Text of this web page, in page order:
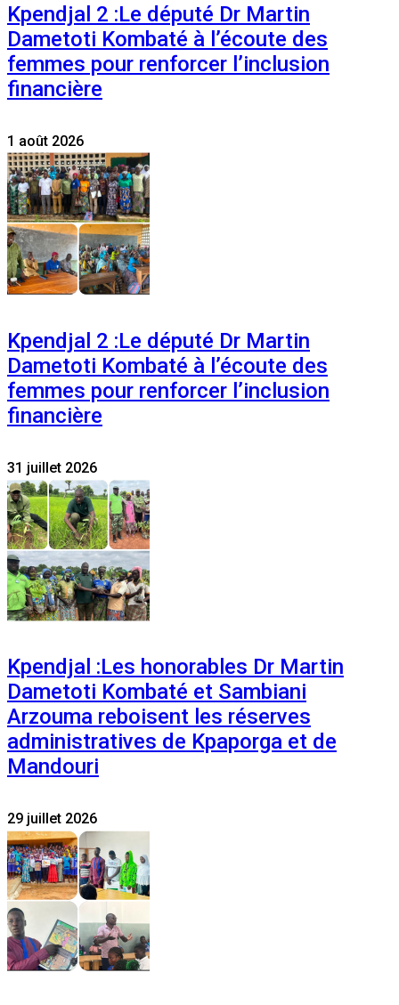
Kpendjal 2 :Le député Dr Martin
Dametoti Kombaté à l’écoute des
femmes pour renforcer l’inclusion
financière
1 août 2026
Kpendjal 2 :Le député Dr Martin
Dametoti Kombaté à l’écoute des
femmes pour renforcer l’inclusion
financière
31 juillet 2026
Kpendjal :Les honorables Dr Martin
Dametoti Kombaté et Sambiani
Arzouma reboisent les réserves
administratives de Kpaporga et de
Mandouri
29 juillet 2026